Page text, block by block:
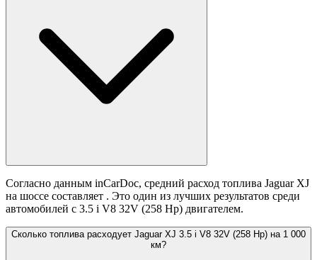
Согласно данным inCarDoc, средний расход топлива Jaguar XJ
на шоссе составляет . Это один из лучших результатов среди
автомобилей с 3.5 i V8 32V (258 Hp) двигателем.
Сколько топлива расходует Jaguar XJ 3.5 i V8 32V (258 Hp) на 1 000
км?